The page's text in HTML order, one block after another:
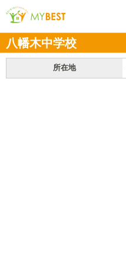
八幡木中学校
所在地